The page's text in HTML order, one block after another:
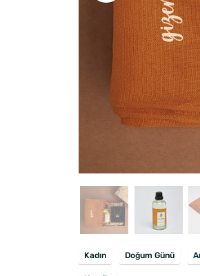
Kadın Doğum Günü